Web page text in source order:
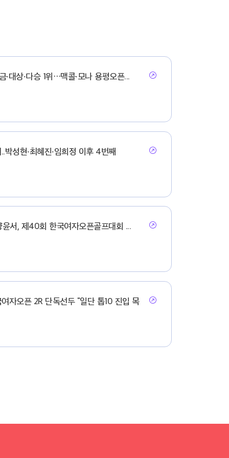
대상·다승 1위…맥콜·모나 용평오픈...
성현·최혜진·임희정 이후 4번째
윤서, 제40회 한국여자오픈골프대회 ...
자오픈 2R 단독선두 "일단 톱10 진입 목